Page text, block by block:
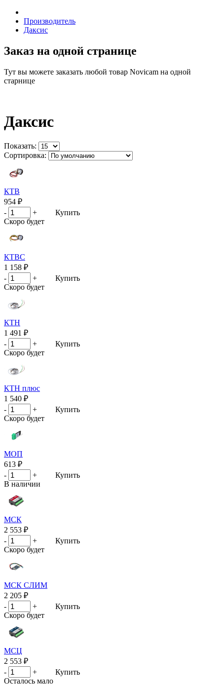
Производитель
Даксис
Заказ на одной странице
Тут вы можете заказать любой товар Novicam на одной
старнице
Даксис
Показать:
Сортировка:
КТВ
954 ₽
-
+
Купить
Скоро будет
КТВС
1 158 ₽
-
+
Купить
Скоро будет
КТН
1 491 ₽
-
+
Купить
Скоро будет
КТН плюс
1 540 ₽
-
+
Купить
Скоро будет
МОП
613 ₽
-
+
Купить
В наличии
МСК
2 553 ₽
-
+
Купить
Скоро будет
МСК СЛИМ
2 205 ₽
-
+
Купить
Скоро будет
МСЦ
2 553 ₽
-
+
Купить
Осталось мало